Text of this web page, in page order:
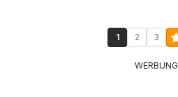
1 2 3
WERBUNG